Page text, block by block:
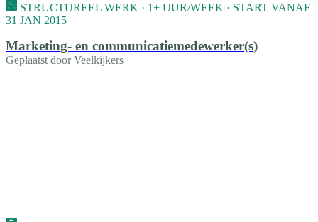
STRUCTUREEL WERK · 1+ UUR/WEEK · START VANAF
31 JAN 2015
Marketing- en communicatiemedewerker(s)
Geplaatst door Veelkijkers